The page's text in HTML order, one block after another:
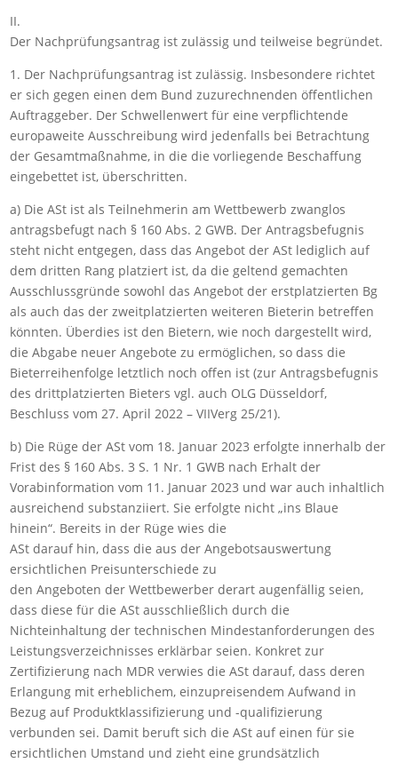
II.
Der Nachprüfungsantrag ist zulässig und teilweise begründet.
1. Der Nachprüfungsantrag ist zulässig. Insbesondere richtet
er sich gegen einen dem Bund zuzurechnenden öffentlichen
Auftraggeber. Der Schwellenwert für eine verpflichtende
europaweite Ausschreibung wird jedenfalls bei Betrachtung
der Gesamtmaßnahme, in die die vorliegende Beschaffung
eingebettet ist, überschritten.
a) Die ASt ist als Teilnehmerin am Wettbewerb zwanglos
antragsbefugt nach § 160 Abs. 2 GWB. Der Antragsbefugnis
steht nicht entgegen, dass das Angebot der ASt lediglich auf
dem dritten Rang platziert ist, da die geltend gemachten
Ausschlussgründe sowohl das Angebot der erstplatzierten Bg
als auch das der zweitplatzierten weiteren Bieterin betreffen
könnten. Überdies ist den Bietern, wie noch dargestellt wird,
die Abgabe neuer Angebote zu ermöglichen, so dass die
Bieterreihenfolge letztlich noch offen ist (zur Antragsbefugnis
des drittplatzierten Bieters vgl. auch OLG Düsseldorf,
Beschluss vom 27. April 2022 – VIIVerg 25/21).
b) Die Rüge der ASt vom 18. Januar 2023 erfolgte innerhalb der
Frist des § 160 Abs. 3 S. 1 Nr. 1 GWB nach Erhalt der
Vorabinformation vom 11. Januar 2023 und war auch inhaltlich
ausreichend substanziiert. Sie erfolgte nicht „ins Blaue
hinein“. Bereits in der Rüge wies die
ASt darauf hin, dass die aus der Angebotsauswertung
ersichtlichen Preisunterschiede zu
den Angeboten der Wettbewerber derart augenfällig seien,
dass diese für die ASt ausschließlich durch die
Nichteinhaltung der technischen Mindestanforderungen des
Leistungsverzeichnisses erklärbar seien. Konkret zur
Zertifizierung nach MDR verwies die ASt darauf, dass deren
Erlangung mit erheblichem, einzupreisendem Aufwand in
Bezug auf Produktklassifizierung und -qualifizierung
verbunden sei. Damit beruft sich die ASt auf einen für sie
ersichtlichen Umstand und zieht eine grundsätzlich